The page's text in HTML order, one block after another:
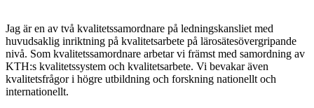
Jag är en av två kvalitetssamordnare på ledningskansliet med
huvudsaklig inriktning på kvalitetsarbete på lärosätesövergripande
nivå. Som kvalitetssamordnare arbetar vi främst med samordning av
KTH:s kvalitetssystem och kvalitetsarbete. Vi bevakar även
kvalitetsfrågor i högre utbildning och forskning nationellt och
internationellt.